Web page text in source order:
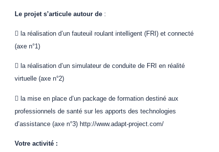
Le projet s’articule autour de :
 la réalisation d’un fauteuil roulant intelligent (FRI) et connecté
(axe n°1)
 la réalisation d’un simulateur de conduite de FRI en réalité
virtuelle (axe n°2)
 la mise en place d’un package de formation destiné aux
professionnels de santé sur les apports des technologies
d’assistance (axe n°3) http://www.adapt-project.com/
Votre activité :